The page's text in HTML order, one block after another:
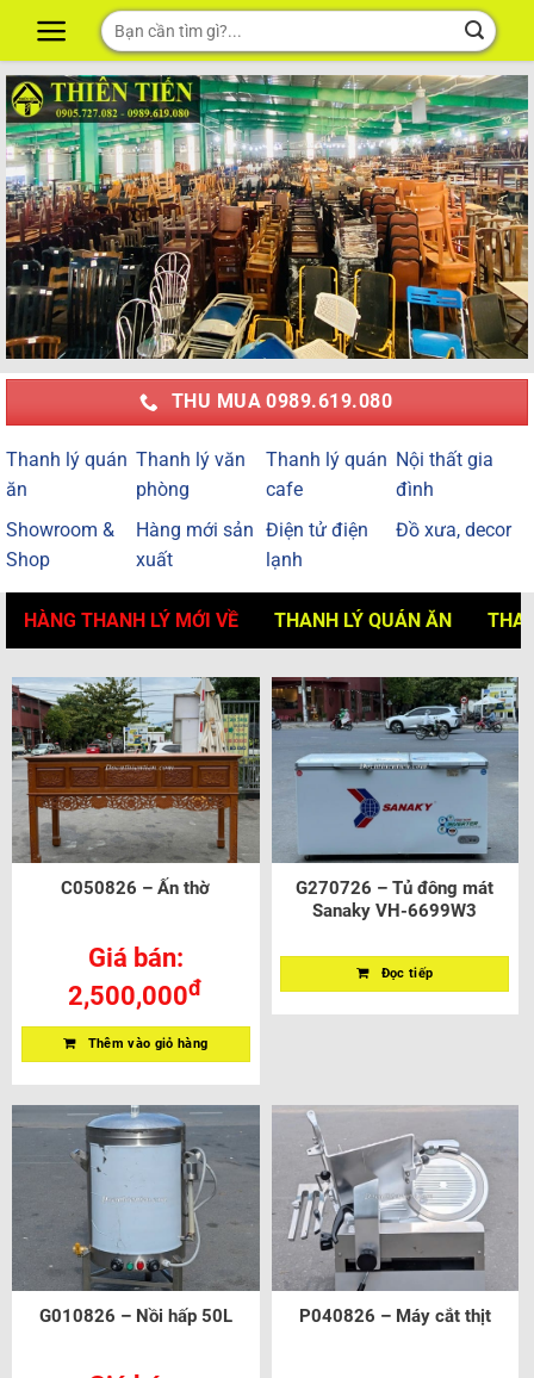
content
Tìm
kiếm:
THU MUA 0989.619.080
Thanh lý quán
ăn
Thanh lý văn
phòng
Thanh lý quán
cafe
Nội thất gia
đình
Showroom &
Shop
Hàng mới sản
xuất
Điện tử điện
lạnh
Đồ xưa, decor
HÀNG THANH LÝ MỚI VỀ THANH LÝ QUÁN ĂN
C050826 – Ấn thờ
Giá bán:
2,500,000đ
Thêm vào giỏ hàng
G270726 – Tủ đông mát
Sanaky VH-6699W3
Đọc tiếp
G010826 – Nồi hấp 50L P040826 – Máy cắt thịt